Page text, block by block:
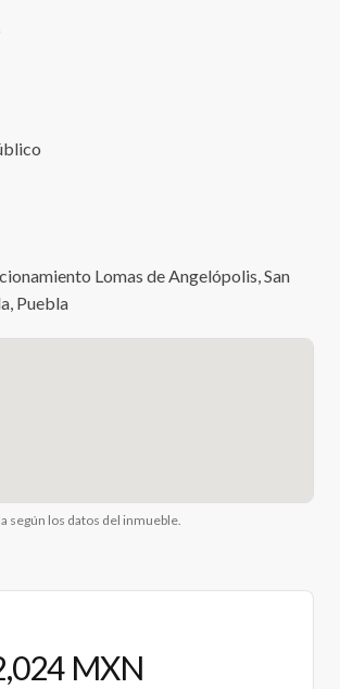
Lomas de Angelópolis, San
Puebla
según los datos del inmueble.
MXN